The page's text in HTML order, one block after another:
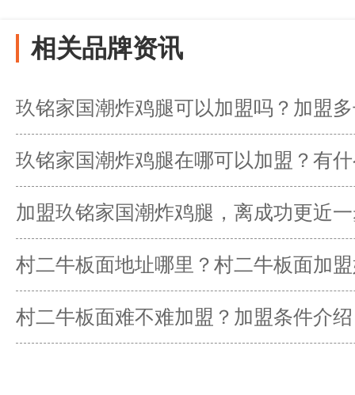
相关品牌资讯
玖铭家国潮炸鸡腿可以加盟吗？加盟
本？
玖铭家国潮炸鸡腿在哪可以加盟？有
加盟玖铭家国潮炸鸡腿，离成功更近
村二牛板面地址哪里？村二牛板面加
村二牛板面难不难加盟？加盟条件介绍